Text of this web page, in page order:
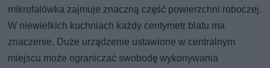
mikrofalówka zajmuje znaczną część powierzchni roboczej.
W niewielkich kuchniach każdy centymetr blatu ma
znaczenie. Duże urządzenie ustawione w centralnym
miejscu może ograniczać swobodę wykonywania